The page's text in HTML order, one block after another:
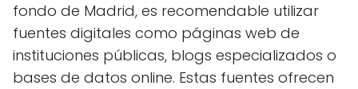
fondo de Madrid, es recomendable utilizar
fuentes digitales como páginas web de
instituciones públicas, blogs especializados o
bases de datos online. Estas fuentes ofrecen